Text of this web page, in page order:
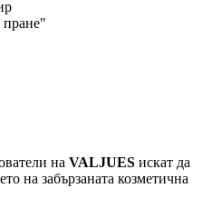
на VALJUES искат да
на забързаната козметична